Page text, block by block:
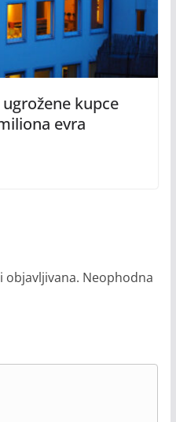
kupce
evra
objavljivana. Neophodna